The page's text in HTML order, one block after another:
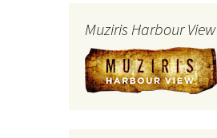
Muziris Harbour View